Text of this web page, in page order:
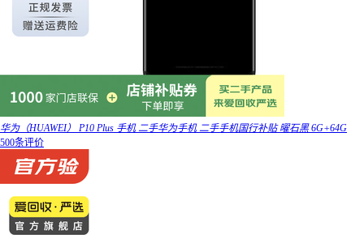
华为（HUAWEI） P10 Plus 手机 二手华为手机 二手手机国行补贴 曜石黑 6G+64G
500条评价